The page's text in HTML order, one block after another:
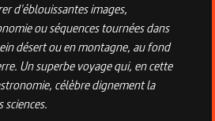
d'éblouissantes images,
ou séquences tournées dans
désert ou en montagne, au fond
Un superbe voyage qui, en cette
célèbre dignement la
sciences.